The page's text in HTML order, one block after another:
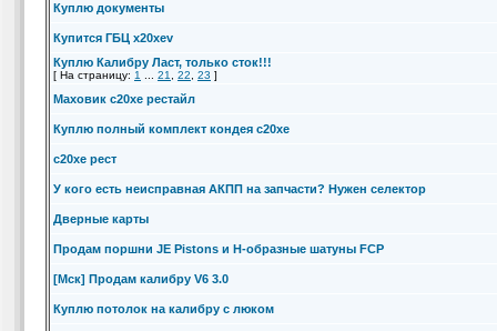
Куплю документы
Купится ГБЦ x20xev
Куплю Калибру Ласт, только сток!!!
[ На страницу: 1 21 22 23 ]
Маховик с20хе рестайл
Куплю полный комплект кондея с20хе
c20xe рест
У кого есть неисправная АКПП на запчасти? Нужен селектор
Дверные карты
Продам поршни JE Pistons и H-образные шатуны FCP
[Мск] Продам калибру V6 3.0
Куплю потолок на калибру с люком